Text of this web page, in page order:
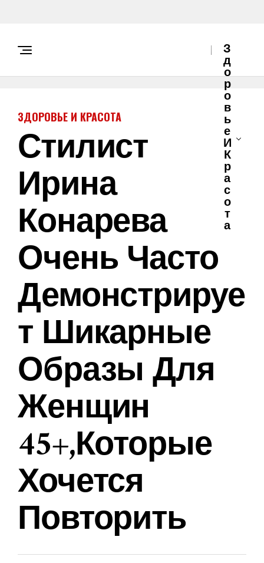
З
Д
О
Р
О
В
Ь
Е
И
К
Р
А
С
О
Т
А
ЗДОРОВЬЕ И КРАСОТА
Стилист
Ирина
Конарева
Очень Часто
Демонстрируе
Т Шикарные
Образы Для
Женщин
45+,которые
Хочется
Повторить